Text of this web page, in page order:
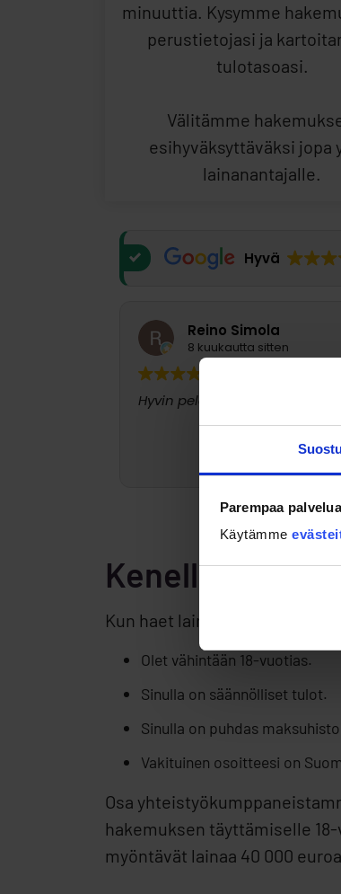
Parempaa
Käytämme
minuuttia. Kysymme
perustietojasi ja
tulotasoasi.
Välitämme
esihyväksyttäväksi jopa
lainanantajalle.
Hyvä
Reino Simola
8 kuukautta sitten
Hyvin pelasi ja löysin mitä
Kenelle
Kun haet lainaa 40 000 euroa
Olet vähintään 18-vuotias.
Sinulla on säännölliset tulot.
Sinulla on puhdas
Vakituinen osoitteesi on
Osa
hakemuksen täyttämiselle
myöntävät lainaa 40 000